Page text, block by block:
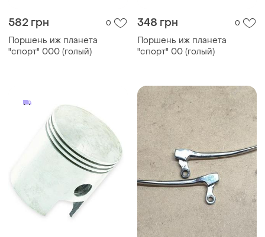
582 грн 0
Поршень иж планета
"спорт" 000 (голый)
348 грн 0
Поршень иж планета
"спорт" 00 (голый)